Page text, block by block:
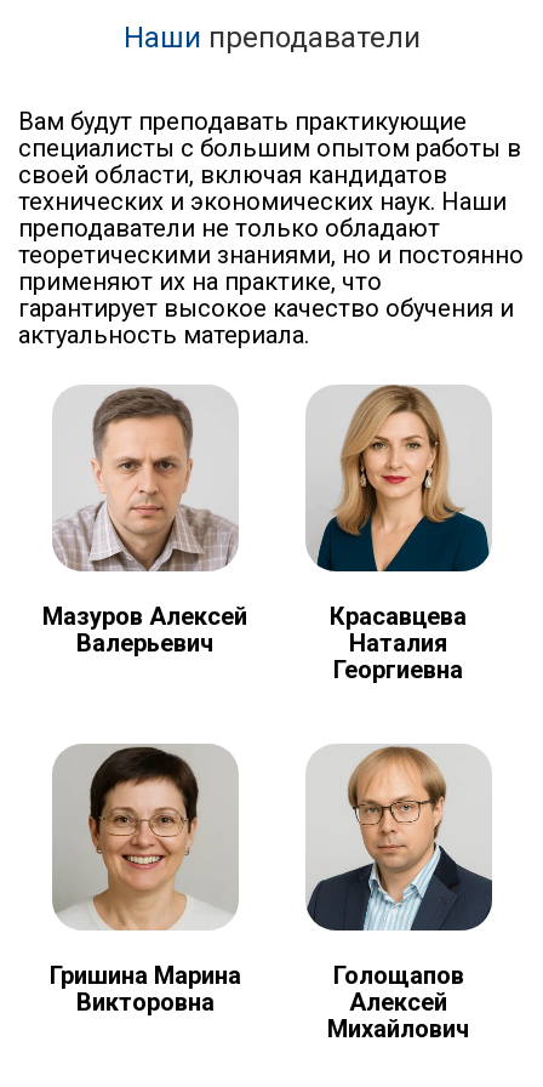
Наши преподаватели
Вам будут преподавать практикующие
специалисты с большим опытом работы в
своей области, включая кандидатов
технических и экономических наук. Наши
преподаватели не только обладают
теоретическими знаниями, но и постоянно
применяют их на практике, что
гарантирует высокое качество обучения и
актуальность материала.
Мазуров Алексей
Валерьевич
Красавцева
Наталия
Георгиевна
Гришина Марина
Викторовна
Голощапов
Алексей
Михайлович